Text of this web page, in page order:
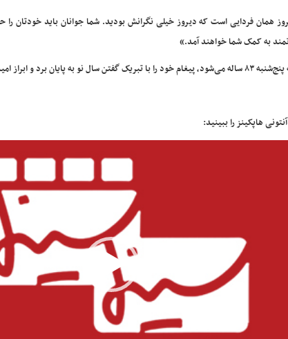
همان فردایی است که دیروز خیلی نگرانش بودید. شما جوانان باید خودتان را
به کمک شما خواهند آمد.»
و ابراز امیدواری کرد ۲۰۲۱ سالی بهتر برای همه باشد.
هاپکینز را ببینید: